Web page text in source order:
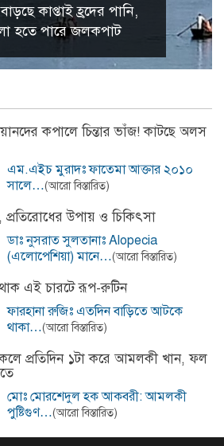
কাপ্তাই হ্রদের পানি,
হতে পারে জলকপাট
কপালে চিন্তার ভাঁজ! কাটছে অলস
এম.এইচ মুরাদঃ ফাতেমা আক্তার ২০১০
সালে…(আরো বিস্তারিত)
উপায় ও চিকিৎসা
ডাঃ নুসরাত সুলতানাঃ Alopecia
(এলোপেশিয়া) মানে…(আরো বিস্তারিত)
এই চারটে রূপ-রুটিন
ফারহানা রুজিঃ এতদিন বাড়িতে আটকে
থাকা…(আরো বিস্তারিত)
প্রতিদিন ১টা করে আমলকী খান, ফল
মোঃ মোরশেদুল হক আকবরী: আমলকী
পুষ্টিগুণ…(আরো বিস্তারিত)